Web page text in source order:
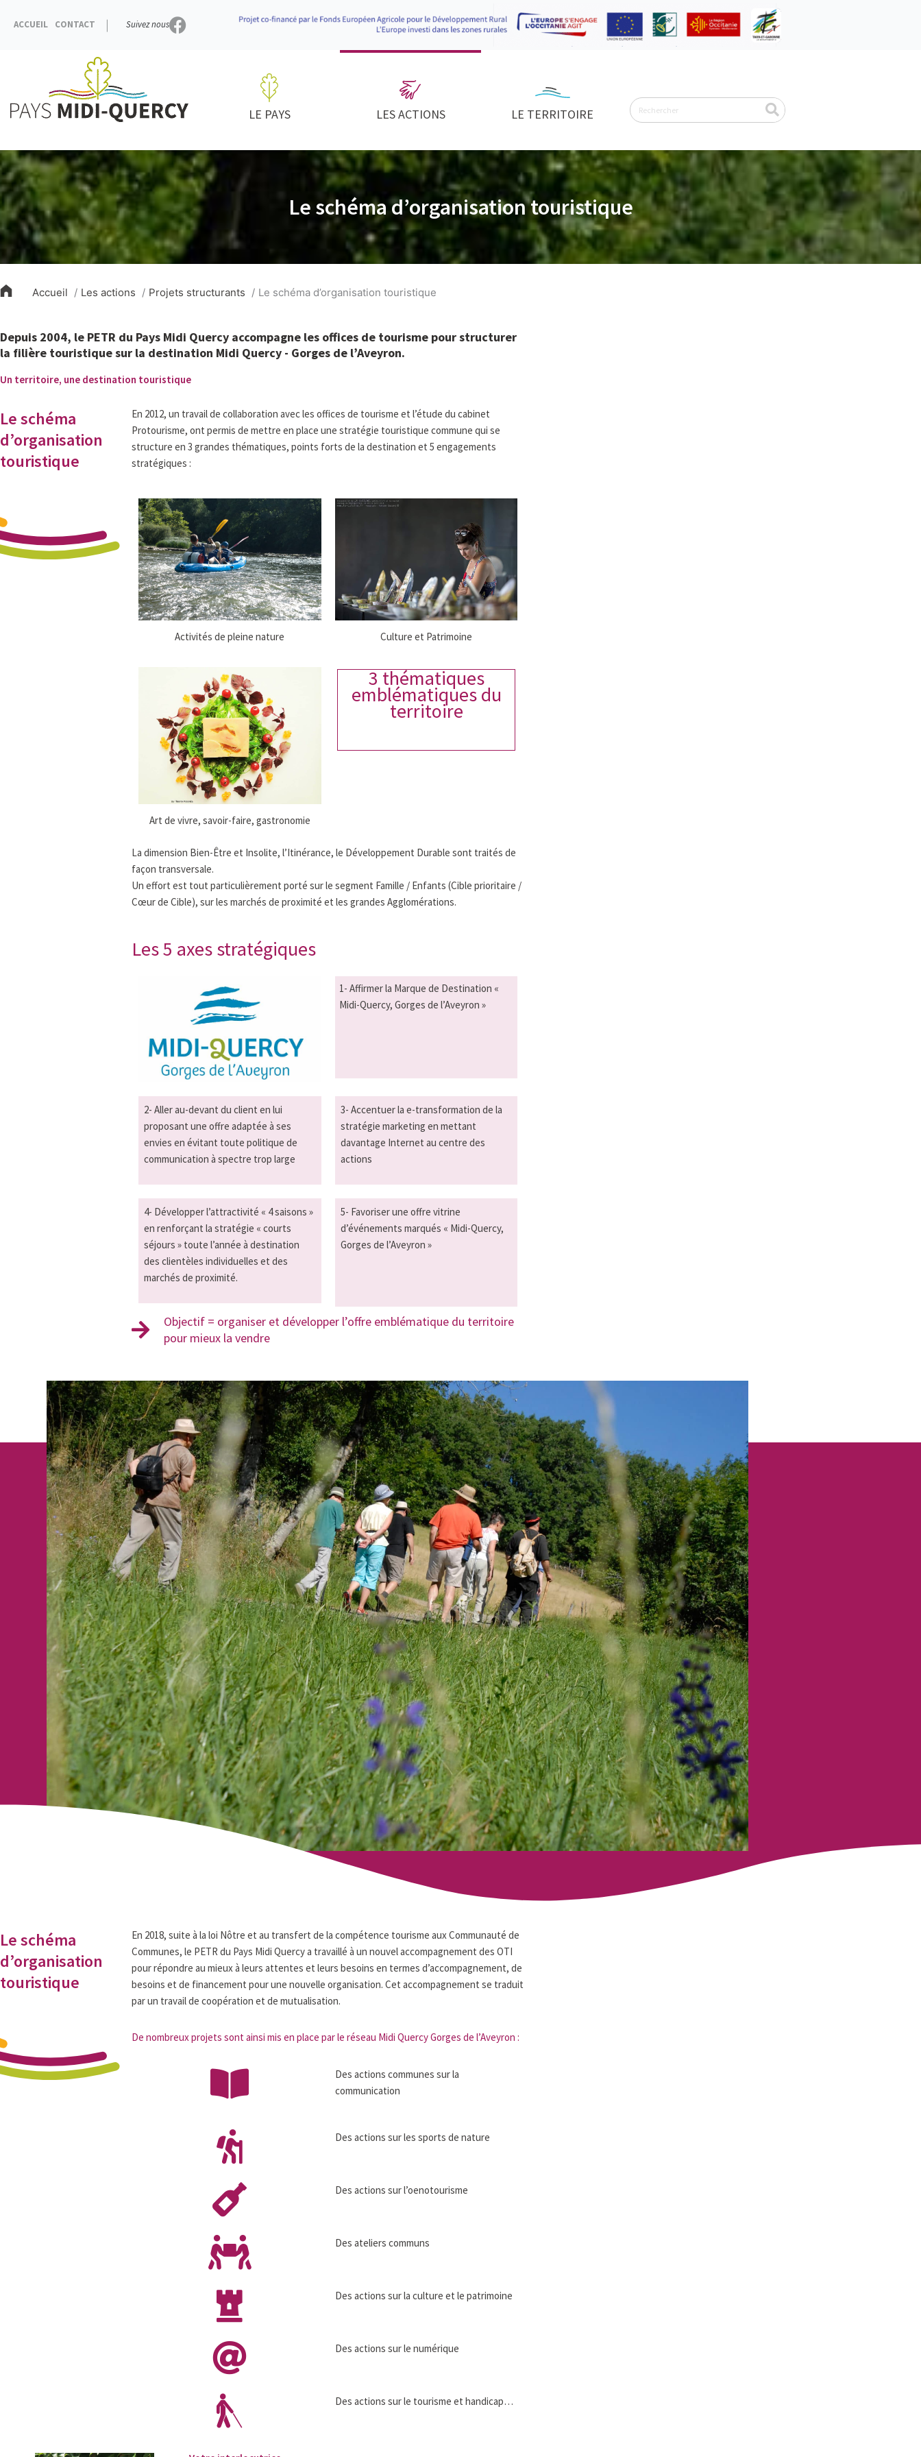
ACCUEIL CONTACT Suivez nous
LE PAYS LES ACTIONS LE TERRITOIRE
Rechercher
Le schéma d’organisation touristique
Accueil Les actions Projets structurants Le schéma d’organisation touristique
Depuis 2004, le PETR du Pays Midi Quercy accompagne les offices de tourisme pour structurer
la filière touristique sur la destination Midi Quercy - Gorges de l’Aveyron.
Un territoire, une destination touristique
Le schéma
d’organisation
touristique
En 2012, un travail de collaboration avec les offices de tourisme et l’étude du cabinet
Protourisme, ont permis de mettre en place une stratégie touristique commune qui se
structure en 3 grandes thématiques, points forts de la destination et 5 engagements
stratégiques :
Activités de pleine nature
Art de vivre, savoir-faire, gastronomie
Culture et Patrimoine
3 thématiques
emblématiques du
territoire
La dimension Bien-Être et Insolite, l’Itinérance, le Développement Durable sont traités de
façon transversale.
Un effort est tout particulièrement porté sur le segment Famille / Enfants (Cible prioritaire /
Cœur de Cible), sur les marchés de proximité et les grandes Agglomérations.
Les 5 axes stratégiques
1- Affirmer la Marque de Destination «
Midi-Quercy, Gorges de l’Aveyron »
2- Aller au-devant du client en lui
proposant une offre adaptée à ses
envies en évitant toute politique de
communication à spectre trop large
3- Accentuer la e-transformation de la
stratégie marketing en mettant
davantage Internet au centre des
actions
4- Développer l’attractivité « 4 saisons »
en renforçant la stratégie « courts
séjours » toute l’année à destination
des clientèles individuelles et des
marchés de proximité.
5- Favoriser une offre vitrine
d’événements marqués « Midi-Quercy,
Gorges de l’Aveyron »
Objectif = organiser et développer l’offre emblématique du territoire
pour mieux la vendre
Le schéma
d’organisation
touristique
En 2018, suite à la loi Nôtre et au transfert de la compétence tourisme aux Communauté de
Communes, le PETR du Pays Midi Quercy a travaillé à un nouvel accompagnement des OTI
pour répondre au mieux à leurs attentes et leurs besoins en termes d’accompagnement, de
besoins et de financement pour une nouvelle organisation. Cet accompagnement se traduit
par un travail de coopération et de mutualisation.
De nombreux projets sont ainsi mis en place par le réseau Midi Quercy Gorges de l’Aveyron :
Des actions communes sur la
communication
Des actions sur les sports de nature
Des actions sur l’oenotourisme
Des ateliers communs
Des actions sur la culture et le patrimoine
Des actions sur le numérique
Des actions sur le tourisme et handicap…